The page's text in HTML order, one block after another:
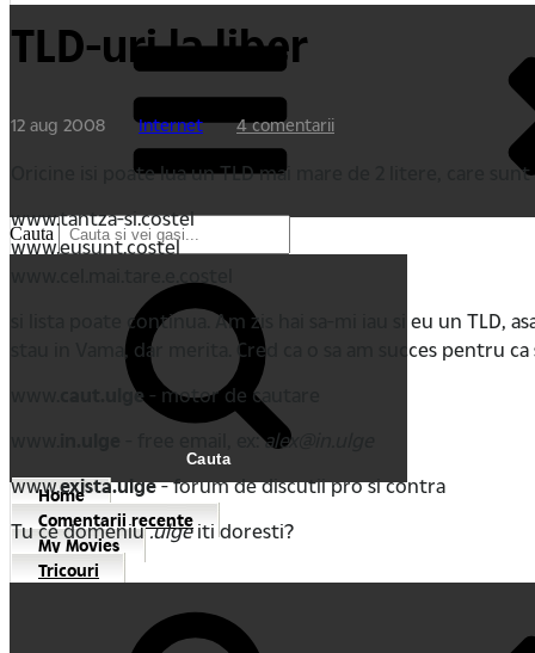
Cauta
Cauta
Home
Comentarii recente
My Movies
Tricouri
TLD-uri la liber
12 aug 2008 Internet 4 comentarii
Oricine isi poate lua un TLD mai mare de 2 litere, care
www.tantza-si.costel
www.eusunt.costel
si lista poate continua. Am zis hai sa-mi iau si eu un
stau in Vama, dar merita. Cred ca o sa am succes
caut.ulge - motor de cautare
- free email, ex:alex@in.ulge
www.exista.ulge- forum de discutii pro si contra
Tu ce domeniu.ulgeiti doresti?